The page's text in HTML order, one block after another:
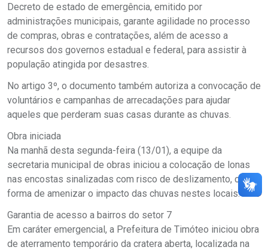
Decreto de estado de emergência, emitido por
administrações municipais, garante agilidade no processo
de compras, obras e contratações, além de acesso a
recursos dos governos estadual e federal, para assistir à
população atingida por desastres.
No artigo 3º, o documento também autoriza a convocação de
voluntários e campanhas de arrecadações para ajudar
aqueles que perderam suas casas durante as chuvas.
Obra iniciada
Na manhã desta segunda-feira (13/01), a equipe da
secretaria municipal de obras iniciou a colocação de lonas
nas encostas sinalizadas com risco de deslizamento, como
forma de amenizar o impacto das chuvas nestes locais.
Garantia de acesso a bairros do setor 7
Em caráter emergencial, a Prefeitura de Timóteo iniciou obra
de aterramento temporário da cratera aberta, localizada na